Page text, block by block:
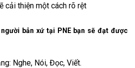
cải thiện một cách rõ rệt
bản xứ tại PNE bạn sẽ đạt được
Nghe, Nói, Đọc, Viết.